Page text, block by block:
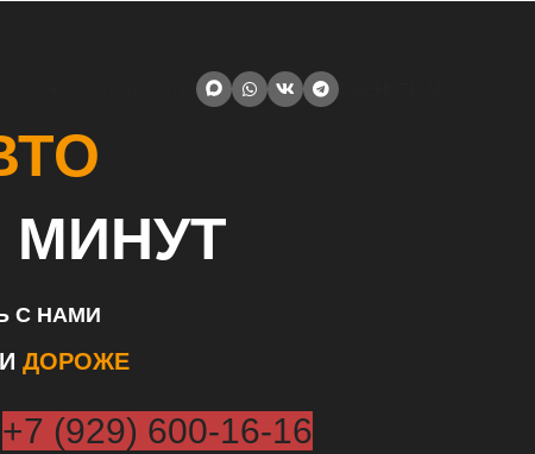
ОЦЕНИТЬ АВТО
МИНУТ
С НАМИ
ДОРОЖЕ
+7 (929) 600-16-16